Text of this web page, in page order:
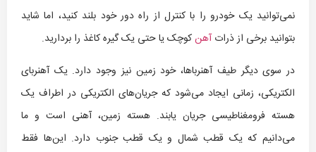
نمی‌توانید یک خودرو را با کنترل از راه دور خود بلند کنید، اما شاید
بتوانید برخی از ذراتآهنکوچک یا حتی یک گیره کاغذ را بردارید.
در سوی دیگر طیف آهنرباها، خود زمین نیز وجود دارد. یک آهنربای
الکتریکی، زمانی ایجاد می‌شود که جریان‌های الکتریکی در اطراف یک
هسته فرومغناطیسی جریان یابند. هسته زمین، آهنی است و ما
می‌دانیم که یک قطب شمال و یک قطب جنوب دارد. این‌ها فقط